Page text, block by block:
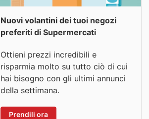
Nuovi volantini dei tuoi negozi
preferiti di Supermercati
Ottieni prezzi incredibili e
risparmia molto su tutto ciò di cui
hai bisogno con gli ultimi annunci
della settimana.
Prendili ora